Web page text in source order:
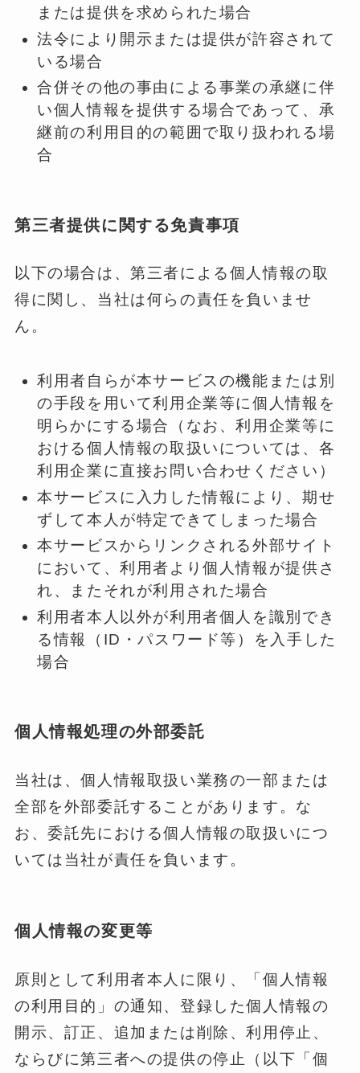
または提供を求められた場合
法令により開示または提供が許容されて
いる場合
合併その他の事由による事業の承継に伴
い個人情報を提供する場合であって、承
継前の利用目的の範囲で取り扱われる場
合
第三者提供に関する免責事項
以下の場合は、第三者による個人情報の取
得に関し、当社は何らの責任を負いませ
ん。
利用者自らが本サービスの機能または別
の手段を用いて利用企業等に個人情報を
明らかにする場合（なお、利用企業等に
おける個人情報の取扱いについては、各
利用企業に直接お問い合わせください）
本サービスに入力した情報により、期せ
ずして本人が特定できてしまった場合
本サービスからリンクされる外部サイト
において、利用者より個人情報が提供さ
れ、またそれが利用された場合
利用者本人以外が利用者個人を識別でき
る情報（ID・パスワード等）を入手した
場合
個人情報処理の外部委託
当社は、個人情報取扱い業務の一部または
全部を外部委託することがあります。な
お、委託先における個人情報の取扱いにつ
いては当社が責任を負います。
個人情報の変更等
原則として利用者本人に限り、「個人情報
の利用目的」の通知、登録した個人情報の
開示、訂正、追加または削除、利用停止、
ならびに第三者への提供の停止（以下「個